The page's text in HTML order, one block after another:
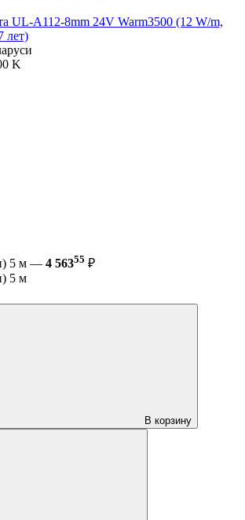
UL-A112-8mm 24V Warm3500 (12 W/m,
лет)
K
5 м — 4 56355 ₽
5 м
В корзину